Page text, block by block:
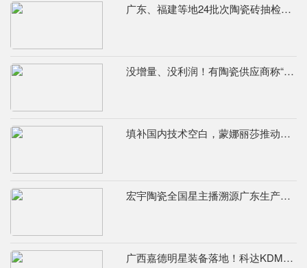
广东、福建等地24批次陶瓷砖抽检不合格，67%为吸水率不达标
没增量、没利润！有陶瓷供应商称“现在的市场堪比春节前夕”
填补国内技术空白，蒙娜丽莎推动国际标准落地本地国标
宏宇陶瓷全国星主播溯源广东生产基地，进阶ROI长效变现新路径
广西嘉德明星装备落地！科达KDM526连续球磨系统实力出圈